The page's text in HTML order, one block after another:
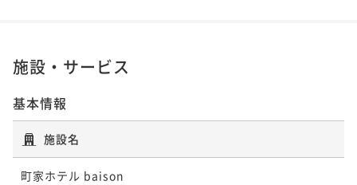
施設・サービス
基本情報
施設名
町家ホテル baison